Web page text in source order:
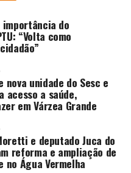
do
“Volta como
unidade do Sesc e
acesso a saúde,
em Várzea Grande
e deputado Juca do
reforma e ampliação de
no Água Vermelha